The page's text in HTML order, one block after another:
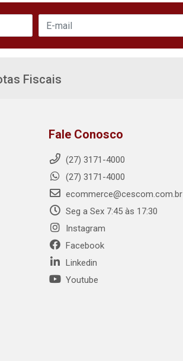
Fiscais
Fale Conosco
(27) 3171-4000
(27) 3171-4000
ecommerce@cescom.com.br
Seg a Sex 7:45 às 17:30
Instagram
Facebook
Linkedin
Youtube